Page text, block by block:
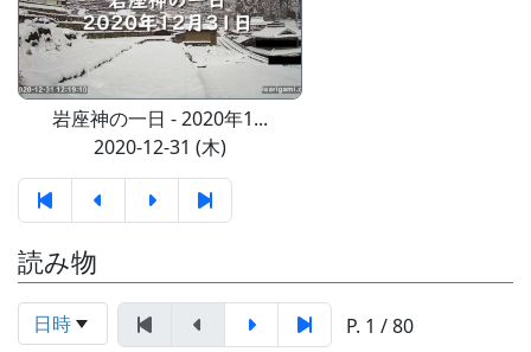
岩座神の一日 - 2020年1...
2020-12-31 (木)
読み物
日時 P. 1 / 80